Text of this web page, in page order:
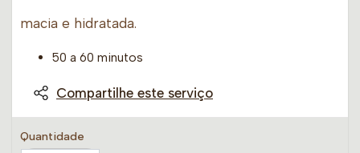
macia e hidratada.
50 a 60 minutos
Compartilhe este serviço
Quantidade